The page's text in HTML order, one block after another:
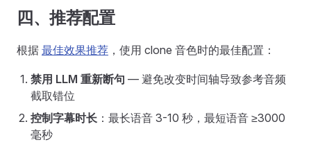
四、推荐配置
根据 最佳效果推荐 ，使用 clone 音色时的最佳配置：
禁用 LLM 重新断句 — 避免改变时间轴导致参考音频
截取错位
控制字幕时长 ：最长语音 3-10 秒，最短语音 ≥3000
毫秒